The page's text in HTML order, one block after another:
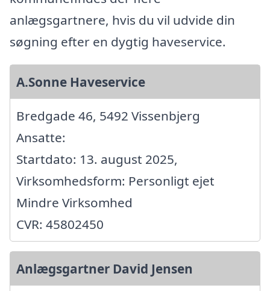
anlægsgartnere, hvis du vil udvide din
søgning efter en dygtig haveservice.
A.Sonne Haveservice
Bredgade 46, 5492 Vissenbjerg
Ansatte:
Startdato: 13. august 2025,
Virksomhedsform: Personligt ejet
Mindre Virksomhed
CVR: 45802450
Anlægsgartner David Jensen